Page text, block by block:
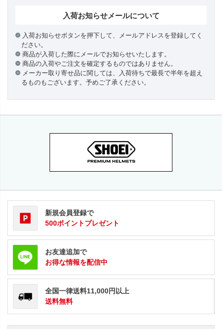
入荷お知らせメールについて
入荷お知らせボタンを押下して、メールアドレスを登録してく
ださい。
商品が入荷した際にメールでお知らせいたします。
商品の入荷やご注文を確定するものではありません。
メーカー取り寄せ品に関しては、入荷待ちで最長で半年を超え
るものもございます。予めご了承ください。
新規会員登録で
500ポイントプレゼント
お友達追加で
お得な情報を配信中
全国一律送料11,000円以上
送料無料